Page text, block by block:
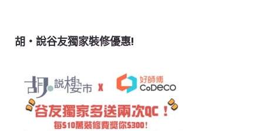
胡‧說谷友獨家裝修優惠!